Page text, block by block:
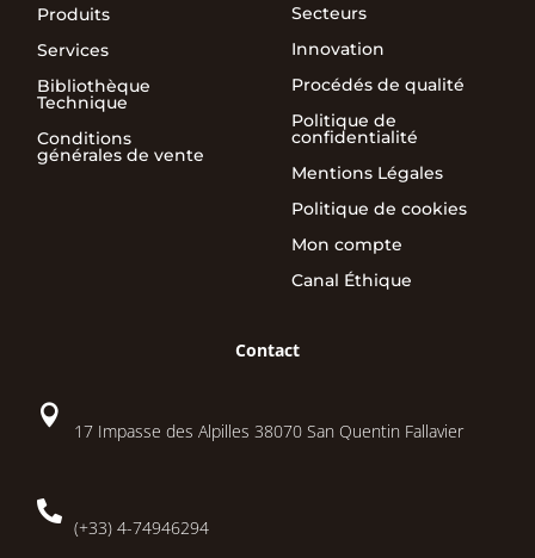
Produits
Services
Bibliothèque
Technique
Conditions
générales de vente
Secteurs
Innovation
Procédés de qualité
Politique de
confidentialité
Mentions Légales
Politique de cookies
Mon compte
Canal Éthique
Contact

17 Impasse des Alpilles 38070 San Quentin Fallavier

(+33) 4-74946294